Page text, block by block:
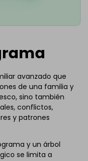
avanzado que
de una familia y
sino también
conflictos,
y patrones
y un árbol
se limita a